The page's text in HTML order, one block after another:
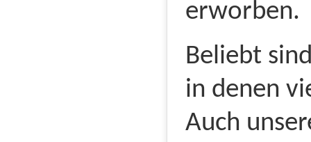
erworben.
Beliebt
in denen
Auch